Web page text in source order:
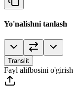
Yo'nalishni tanlash
Translit
Fayl alifbosini o'girish